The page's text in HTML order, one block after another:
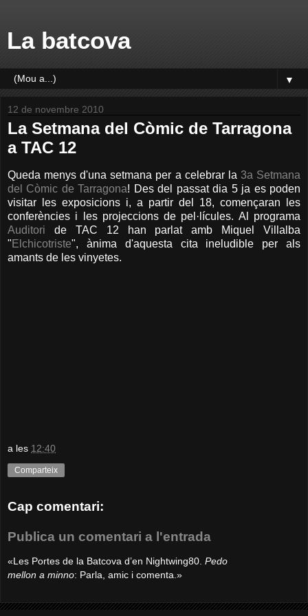
La batcova
▼
12 de novembre 2010
La Setmana del Còmic de Tarragona
a TAC 12
Queda menys d'una setmana per a celebrar la 3a Setmana
del Còmic de Tarragona! Des del passat dia 5 ja es poden
visitar les exposicions i, a partir del 18, començaran les
conferències i les projeccions de pel·lícules. Al programa
Auditori de TAC 12 han parlat amb Miquel Villalba
" Elchicotriste", ànima d'aquesta cita ineludible per als
amants de les vinyetes.
a les 12:40
Comparteix
Cap comentari:
Publica un comentari a l'entrada
«Les Portes de la Batcova d’en Nightwing80. Pedo
mellon a minno: Parla, amic i comenta.»